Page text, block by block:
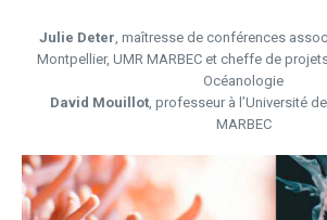
Julie Deter, maîtresse de conférences
Montpellier, UMR MARBEC et cheffe de
Océanologie
David Mouillot, professeur à l’Université
MARBEC